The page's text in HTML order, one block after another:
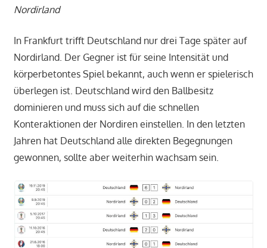
Nordirland
In Frankfurt trifft Deutschland nur drei Tage später auf
Nordirland. Der Gegner ist für seine Intensität und
körperbetontes Spiel bekannt, auch wenn er spielerisch
überlegen ist. Deutschland wird den Ballbesitz
dominieren und muss sich auf die schnellen
Konteraktionen der Nordiren einstellen. In den letzten
Jahren hat Deutschland alle direkten Begegnungen
gewonnen, sollte aber weiterhin wachsam sein.